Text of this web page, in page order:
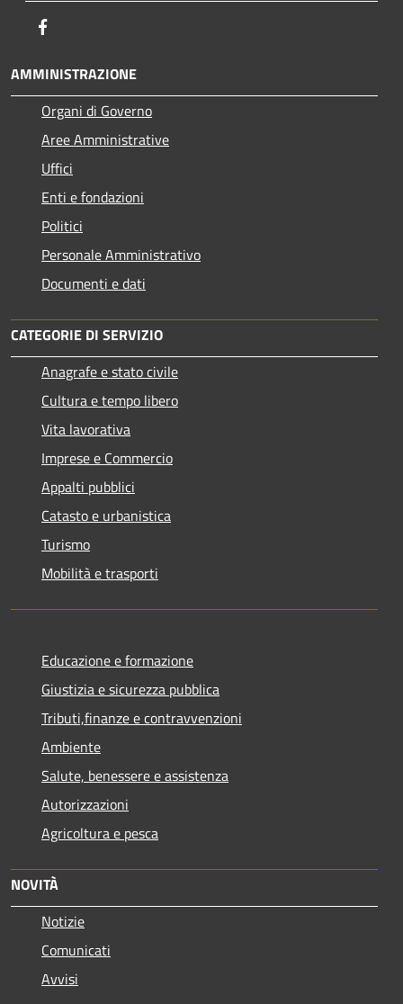
AMMINISTRAZIONE
Organi di Governo
Aree Amministrative
Uffici
Enti e fondazioni
Politici
Personale Amministrativo
Documenti e dati
CATEGORIE DI SERVIZIO
Anagrafe e stato civile
Cultura e tempo libero
Vita lavorativa
Imprese e Commercio
Appalti pubblici
Catasto e urbanistica
Turismo
Mobilità e trasporti
Educazione e formazione
Giustizia e sicurezza pubblica
Tributi,finanze e contravvenzioni
Ambiente
Salute, benessere e assistenza
Autorizzazioni
Agricoltura e pesca
NOVITÀ
Notizie
Comunicati
Avvisi